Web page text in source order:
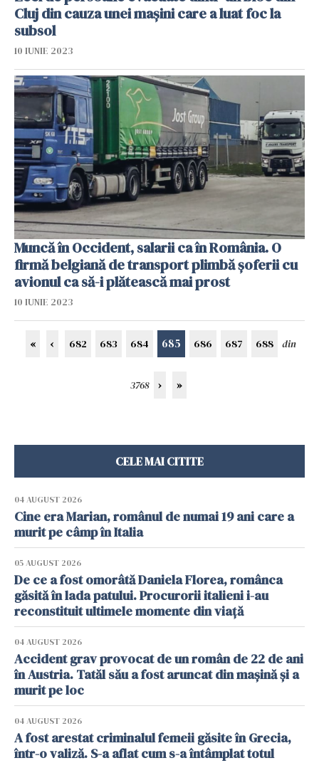
Cluj din cauza unei mașini care a luat foc la
subsol
10 IUNIE 2023
Muncă în Occident, salarii ca în România. O
firmă belgiană de transport plimbă șoferii cu
avionul ca să-i plătească mai prost
10 IUNIE 2023
« ‹ 682 683 684 685 686 687 688 din
3768 › »
CELE MAI CITITE
04 AUGUST 2026
Cine era Marian, românul de numai 19 ani care a
murit pe câmp în Italia
05 AUGUST 2026
De ce a fost omorâtă Daniela Florea, românca
găsită în lada patului. Procurorii italieni i-au
reconstituit ultimele momente din viață
04 AUGUST 2026
Accident grav provocat de un român de 22 de ani
în Austria. Tatăl său a fost aruncat din mașină și a
murit pe loc
04 AUGUST 2026
A fost arestat criminalul femeii găsite în Grecia,
într-o valiză. S-a aflat cum s-a întâmplat totul